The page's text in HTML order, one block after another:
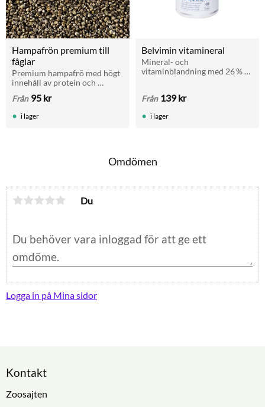
Hampafrön premium till
fåglar
Premium hampafrö med högt
innehåll av protein och
energi och vitalitet till fåglar,
Från 95 kr
i lager
Belvimin vitamineral
Mineral- och
vitaminblandning med 26 %
liten mängd eller fri tillgång
Från 139kr
i lager
Omdömen
Du
Logga in på Mina sidor
Kontakt
Zoosajten